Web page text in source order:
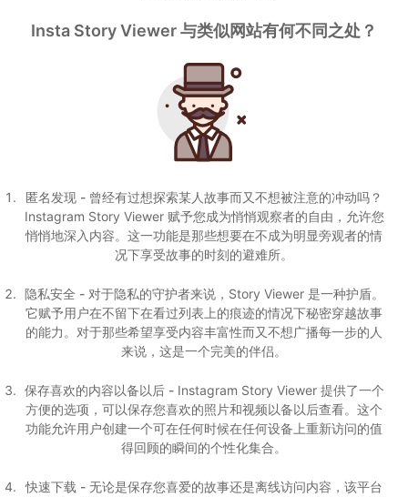
Insta Story Viewer 与类似网站有何不同之处？
匿名发现 - 曾经有过想探索某人故事而又不想被注意的冲动吗？
Instagram Story Viewer 赋予您成为悄悄观察者的自由，允许您
悄悄地深入内容。这一功能是那些想要在不成为明显旁观者的情
况下享受故事的时刻的避难所。
隐私安全 - 对于隐私的守护者来说，Story Viewer 是一种护盾。
它赋予用户在不留下在看过列表上的痕迹的情况下秘密穿越故事
的能力。对于那些希望享受内容丰富性而又不想广播每一步的人
来说，这是一个完美的伴侣。
保存喜欢的内容以备以后 - Instagram Story Viewer 提供了一个
方便的选项，可以保存您喜欢的照片和视频以备以后查看。这个
功能允许用户创建一个可在任何时候在任何设备上重新访问的值
得回顾的瞬间的个性化集合。
快速下载 - 无论是保存您喜爱的故事还是离线访问内容，该平台